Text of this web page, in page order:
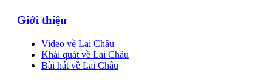
Giới thiệu
Video về Lai Châu
Khái quát về Lai Châu
Bài hát về Lai Châu